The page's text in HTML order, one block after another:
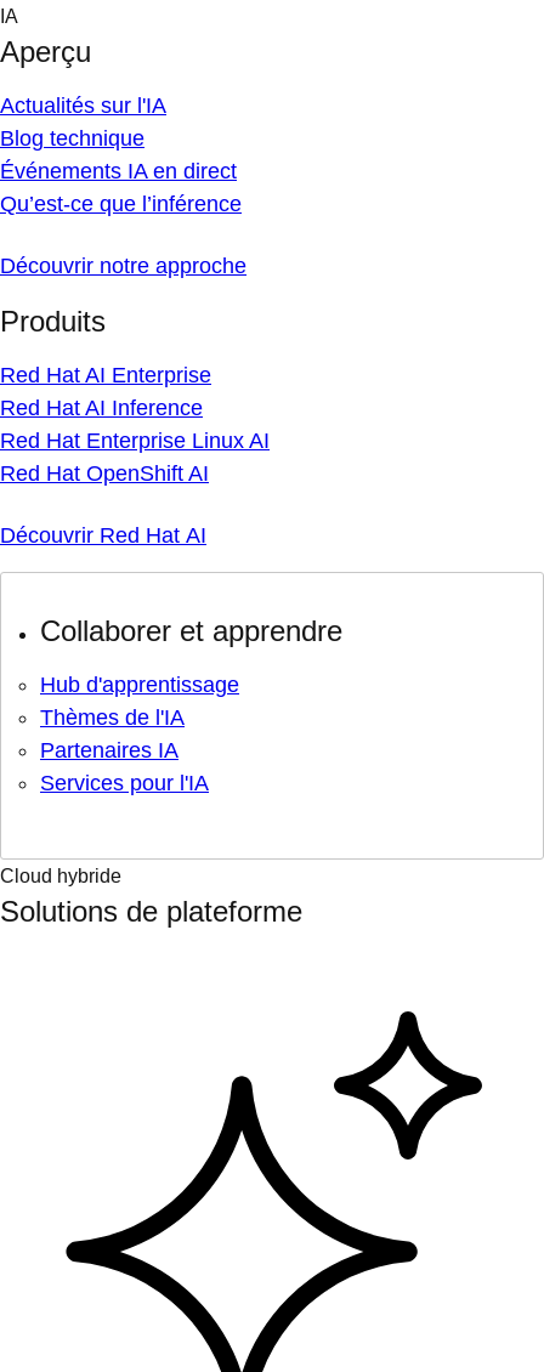
Skip
content
IA
Aperçu
Actualités sur l'IA
Blog technique
Événements IA en direct
Qu’est-ce que l’inférence
Découvrir notre approche
Produits
Red Hat AI Enterprise
Red Hat AI Inference
Red Hat Enterprise Linux AI
Red Hat OpenShift AI
Découvrir Red Hat AI
Collaborer et apprendre
Hub d'apprentissage
Thèmes de l'IA
Partenaires IA
Services pour l'IA
Cloud hybride
Solutions de plateforme